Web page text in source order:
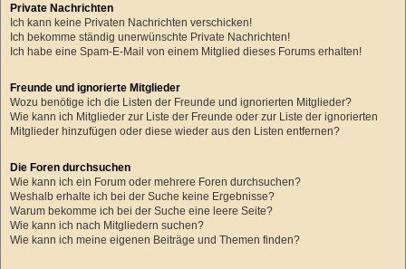
Private Nachrichten
Ich kann keine Privaten Nachrichten verschicken!
Ich bekomme ständig unerwünschte Private Nachrichten!
Ich habe eine Spam-E-Mail von einem Mitglied dieses Forums erhalten!
Freunde und ignorierte Mitglieder
Wozu benötige ich die Listen der Freunde und ignorierten Mitglieder?
Wie kann ich Mitglieder zur Liste der Freunde oder zur Liste der ignorierten
Mitglieder hinzufügen oder diese wieder aus den Listen entfernen?
Die Foren durchsuchen
Wie kann ich ein Forum oder mehrere Foren durchsuchen?
Weshalb erhalte ich bei der Suche keine Ergebnisse?
Warum bekomme ich bei der Suche eine leere Seite?
Wie kann ich nach Mitgliedern suchen?
Wie kann ich meine eigenen Beiträge und Themen finden?